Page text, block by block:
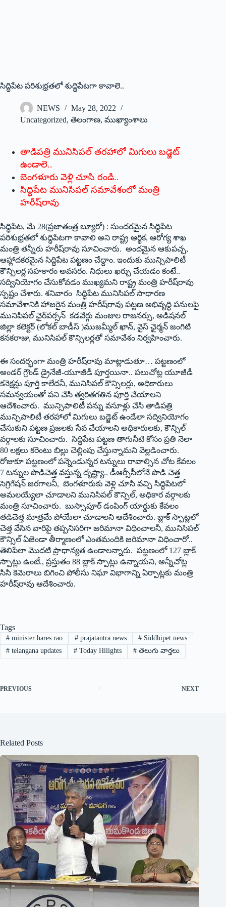
సిద్ధిపేట పరిశుభ్రతలో శుద్ధిపేటగా కావాలె..
NEWS
May 28, 2022
Uncategorized, తెలంగాణ, ముఖ్యాంశాలు
తాడిపత్రి మునిసిపల్‌ ‌తరహాలో మిగులు బడ్జెట్‌
ఉం‌డాలె..
బెంగళూరు వెళ్లి చూసి రండి..
సిద్ధిపేట మునిసిపల్‌ ‌సమావేశంలో మంత్రి
హరీష్‌రావు
సిద్ధిపేట, మే 28(ప్రజాతంత్ర బ్యూరో) : సుందరమైన సిద్ధిపేట
పరిశుభ్రతలో శుద్ధిపేటగా కావాలి అని రాష్ట్ర ఆర్థిక, ఆరోగ్య శాఖ
మంత్రి తన్నీరు హరీష్‌రావు సూచించారు. అందమైన ఆకుపచ్చ,
ఆహ్లాదకరమైన సిద్ధిపేట పట్టణం చేద్దాం. ఇందుకు మున్సిపాలిటీ
కౌన్సిలర్ల సహకారం అవసరం. నిధులు ఖర్చు చేయడం కంటే..
సద్వినియోగం చేసుకోవడం ముఖ్యమని రాష్ట్ర మంత్రి హరీష్‌రావు
స్పష్టం చేశారు. శనివారం సిద్ధిపేట మునిసిపల్‌ ‌సాధారణ
సమావేశానికి హాజరైన మంత్రి హరీష్‌రావు పట్టణ అభివృద్ధి పనులపై
మునిపిపల్‌ ‌ఛైర్‌పర్సన్‌ ‌కడవేర్గు మంజుల రాజనర్సు, అడిషనల్‌
‌జిల్లా కలెక్టర్‌ (‌లోకల్‌ ‌బాడీస్‌ )‌ముజమ్మీల్‌ ‌ఖాన్‌, ‌వైస్‌ ‌ఛైర్మన్‌ ‌జంగిటి
కనకరాజు, మునిసిపల్‌ ‌కౌన్సిలర్లతో సమావేశం నిర్వహించారు.
ఈ సందర్భంగా మంత్రి హరీష్‌రావు మాట్లాడుతూ… పట్టణంలో
అండర్‌ ‌గ్రౌండ్‌ ‌డ్రైనేజీ-యూజీడీ పూర్తయినా.. పలుచోట్ల యూజీడీ
కనెక్షన్లు పూర్తి కాలేదనీ, మునిసిపల్‌ ‌కౌన్సిలర్లు, అధికారులు
సమన్వయంతో పని చేసి త్వరితగతిన పూర్తి చేయాలని
ఆదేశించారు. మున్సిపాలిటీ పన్ను వసూళ్లు చేసి తాడిపత్రి
మున్సిపాలిటీ తరహాలో మిగులు బడ్జెట్‌ ఉం‌డేలా సద్వినియోగం
చేసుకుని పట్టణ ప్రజలకు సేవ చేయాలని అధికారులకు, కౌన్సిల్‌
‌వర్గాలకు సూచించారు. సిద్ధిపేట పట్టణ తాగునీటి కోసం ప్రతి నెలా
80 లక్షలు కరెంటు బిల్లు చెల్లింపు చేస్తున్నామని వెల్లడించారు.
రోజుకూ పట్టణంలో పన్నెండున్నర టన్నులు రావాల్సిన చోట కేవలం
7 టన్నుల పొడిచెత్త వస్తున్న దృష్ట్యా.. డీఆర్సీసీలోనే పొడి చెత్త
సెగ్రిగేషన్‌ ‌జరగాలనీ, బెంగళూరుకు వెళ్లి చూసి వచ్చి సిద్ధిపేటలో
అమలయ్యేలా చూడాలని మునిసిపల్‌ ‌కౌన్సిల్‌, అధికార వర్గాలకు
మంత్రి సూచించారు. బుస్సాపూర్‌ ‌డంపింగ్‌ ‌యార్డుకు కేవలం
తడిచెత్త మాత్రమే పోయేలా చూడాలని ఆదేశించారు. బ్లాక్‌ ‌స్పాట్లలో
చెత్త వేసిన వారిపై తప్పనిసరిగా జరిమానా విధించాలనీ, మునిసిపల్‌
‌కౌన్సిల్‌ ఏజెండా తీర్మాణంలో ఎంతమందికి జరిమానా విధించారో..
తెలిపేలా మొదటి ప్రాధాన్యత ఉండాలన్నారు. పట్టణంలో 127 బ్లాక్‌
‌స్పాట్లు ఉంటే., ప్రస్తుతం 88 బ్లాక్‌ ‌స్పాట్లు ఉన్నాయని, అన్నీచోట్ల
సిసి కెమెరాలు బిగించి పోలీసు నిఘా విభాగాన్ని ఏర్పాట్లకు మంత్రి
హరీష్‌రావు ఆదేశించారు.
Tags
#minister hares rao #prajatantra news # Siddhipet news
#telangana updates #Today Hilights # తెలుగు వార్తలు
PREVIOUS NEXT
Related Posts